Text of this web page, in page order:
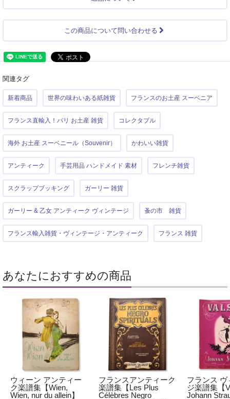
この商品について問い合わせる
関連タグ
新着商品 世界の味わいある紙雑貨 フランスのお土産 スーベニア
フランス直輸入！パリ お土産 雑貨 コレクタブル
海外 お土産 スーベニール（Souvenir） かわいい雑貨
アンティーク 手芸用品 ハンドメイド 素材 フレンチ雑貨
スクラップブッキング ガーリー 雑貨
ガーリー & 乙女 アンティーク ヴィンテージ 蚤の市 雑貨
フランス輸入雑貨・ヴィンテージ・アンティーク フランス 雑貨
あなたにおすすめの商品
ウィーン アンティー
ク楽譜集【Wien,
Wien, nur du allein】
フランスアンティーク
楽譜集【Les Plus
Célèbres Negro
フランス ヴ
ジ楽譜集【
Johann